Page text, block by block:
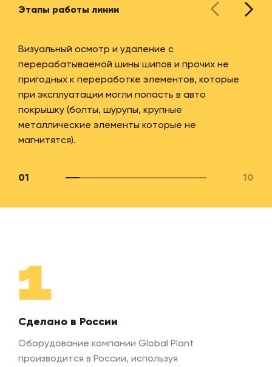
Этапы работы линии
Визуальный осмотр и удаление с
перерабатываемой шины шипов и прочих не
пригодных к переработке элементов, которые
при эксплуатации могли попасть в авто
покрышку (болты, шурупы, крупные
металлические элементы которые не
магнитятся).
01 10
1
Сделано в России
Оборудование компании Global Plant
производится в России, используя